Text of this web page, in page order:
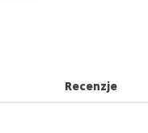
Recenzje